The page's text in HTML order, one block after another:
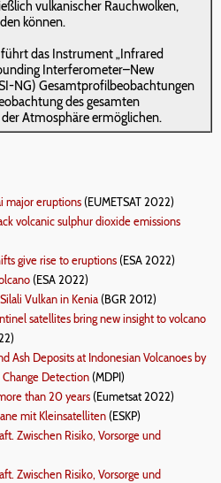
vulkanischer Rauchwolken,
können.
das Instrument „Infrared
Interferometer–New
NG) Gesamtprofilbeobachtungen
des gesamten
Atmosphäre ermöglichen.
major eruptions (EUMETSAT 2022)
volcanic sulphur dioxide emissions
give rise to eruptions (ESA 2022)
(ESA 2022)
Vulkan in Kenia (BGR 2012)
satellites bring new insight to volcano
Ash Deposits at Indonesian Volcanoes by
Change Detection (MDPI)
than 20 years (Eumetsat 2022)
mit Kleinsatelliten (ESKP)
Zwischen Risiko, Vorsorge und
Zwischen Risiko, Vorsorge und